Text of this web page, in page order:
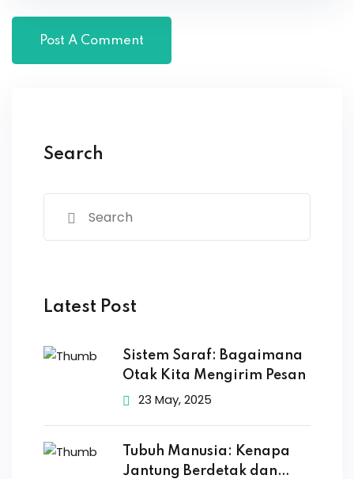
Search
Latest Post
Sistem Saraf: Bagaimana
Otak Kita Mengirim Pesan
23 May, 2025
Tubuh Manusia: Kenapa
Jantung Berdetak dan